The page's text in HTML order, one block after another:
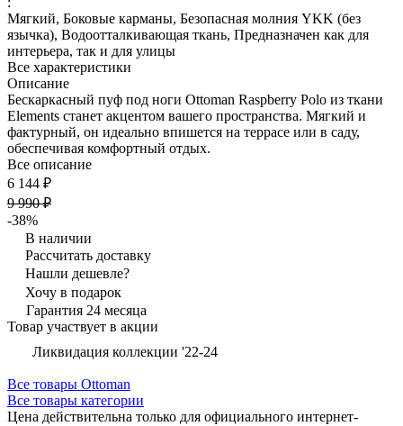
Мягкий, Боковые карманы, Безопасная молния YKK (без
язычка), Водоотталкивающая ткань, Предназначен как для
интерьера, так и для улицы
Все характеристики
Описание
Бескаркасный пуф под ноги Ottoman Raspberry Polo из ткани
Elements станет акцентом вашего пространства. Мягкий и
фактурный, он идеально впишется на террасе или в саду,
обеспечивая комфортный отдых.
Все описание
6 144 ₽
9 990 ₽
-38%
В наличии
Рассчитать доставку
Нашли дешевле?
Хочу в подарок
Гарантия 24 месяца
Товар участвует в акции
Ликвидация коллекции '22-24
Все товары Ottoman
Все товары категории
Цена действительна только для официального интернет-